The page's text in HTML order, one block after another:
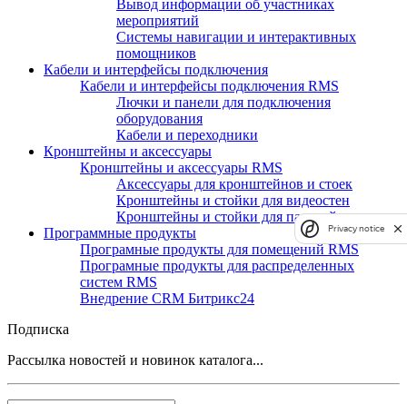
Вывод информации об участниках
мероприятий
Системы навигации и интерактивных
помощников
Кабели и интерфейсы подключения
Кабели и интерфейсы подключения RMS
Лючки и панели для подключения
оборудования
Кабели и переходники
Кронштейны и аксессуары
Кронштейны и аксессуары RMS
Аксессуары для кронштейнов и стоек
Кронштейны и стойки для видеостен
Кронштейны и стойки для панелей
Программные продукты
Програмные продукты для помещений RMS
Програмные продукты для распределенных
систем RMS
Внедрение CRM Битрикс24
Подписка
Рассылка новостей и новинок каталога...
Privacy notice